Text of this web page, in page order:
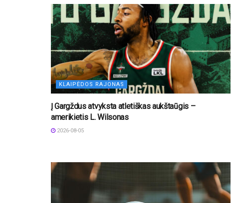
KLAIPĖDOS RAJONAS
Į Gargždus atvyksta atletiškas aukštaūgis –
amerikietis L. Wilsonas
2026-08-05